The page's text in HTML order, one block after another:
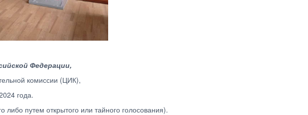
Федерации,
комиссии (ЦИК),
года.
путем открытого или тайного голосования).